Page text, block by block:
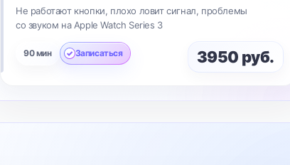
Не работают кнопки, плохо ловит сигнал, проблемы
со звуком на Apple Watch Series 3
90 мин Записаться 3950 руб.